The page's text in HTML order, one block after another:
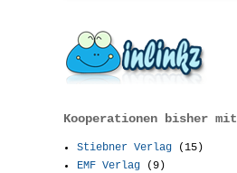
Kooperationen bisher mit
Stiebner Verlag
(15)
EMF Verlag
(9)